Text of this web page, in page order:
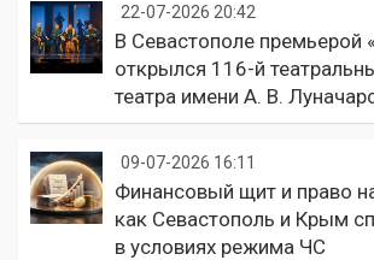
22-07-2026 20:42
В Севастополе премьерой
открылся 116-й
театра имени А. В.
09-07-2026 16:11
Финансовый щит и право
как Севастополь и Крым
в условиях режима ЧС